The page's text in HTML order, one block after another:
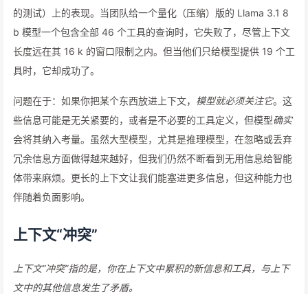
的测试）上的表现。当团队给一个量化（压缩）版的 Llama 3.1 8
b 模型一个包含全部 46 个工具的查询时，它失败了，尽管上下文
长度远在其 16 k 的窗口限制之内。但当他们只给模型提供 19 个工
具时，它却成功了。
问题在于：如果你把某个东西放进上下文， 模型就必须关注它。这
些信息可能是无关紧要的，或者是不必要的工具定义，但模型确实
会将其纳入考量。虽然大型模型，尤其是推理模型，在忽略或丢弃
冗余信息方面做得越来越好，但我们仍然不断看到无用信息给智能
体带来麻烦。更长的上下文让我们能塞进更多信息，但这种能力也
伴随着负面影响。
上下文“冲突”
上下文“冲突”指的是，你在上下文中累积的新信息和工具，与上下
文中的其他信息发生了矛盾。